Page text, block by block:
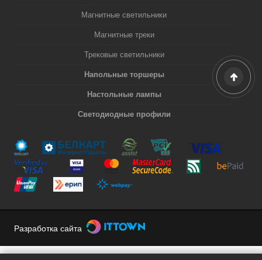
Магнитные светильники
Магнитные треки
Трековые светильники
Напольные торшеры
Настольные лампы
Светодиодные профили
Разработка сайта